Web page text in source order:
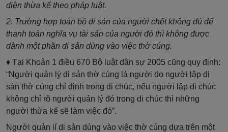
diện thừa kế theo pháp luật.
2. Trường hợp toàn bộ di sản của người chết không đủ để
thanh toán nghĩa vụ tài sản của người đó thì không được
dành một phần di sản dùng vào việc thờ cúng.
♦ Tại Khoản 1 điều 670 Bộ luật dân sự 2005 cũng quy định:
“Người quản lý di sản thờ cúng là người do người lập di
sản thờ cúng chỉ định trong di chúc, nếu người lập di chúc
không chỉ rõ người quản lý đó trong di chúc thì những
người thừa kế sẽ làm việc đó”.
Người quản lí di sản dùng vào việc thờ cúng dựa trên một